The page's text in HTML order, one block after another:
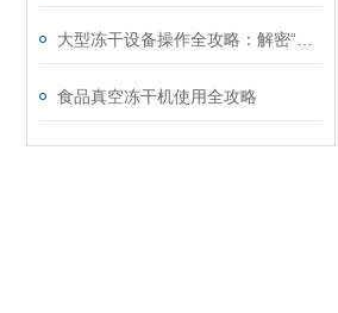
食品真空冻干机使用全攻略